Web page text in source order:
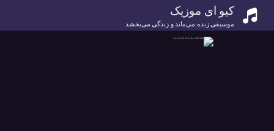
کیو ای موزیک
موسیقی زنده می‌ماند و زندگی می‌بخشد